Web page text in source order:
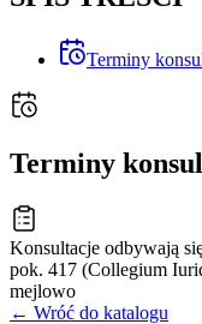
Terminy
Terminy
Konsultacje odbywają
pok. 417 (Collegium
mejlowo
← Wróć do katalogu